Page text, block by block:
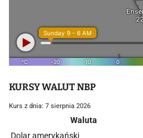
KURSY WALUT NBP
Kurs z dnia: 7 sierpnia 2026
Waluta
Dolar amerykański